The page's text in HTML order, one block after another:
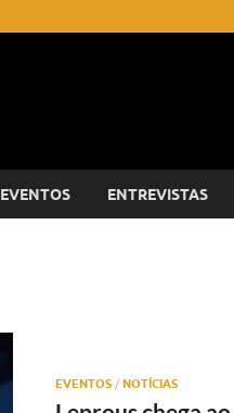
EVENTOS ENTREVISTAS
EVENTOS / NOTÍCIAS